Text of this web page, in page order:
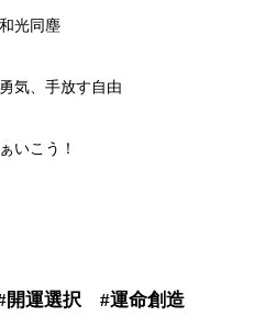
和光同塵
気、手放す自由
いこう！
運選択 #運命創造